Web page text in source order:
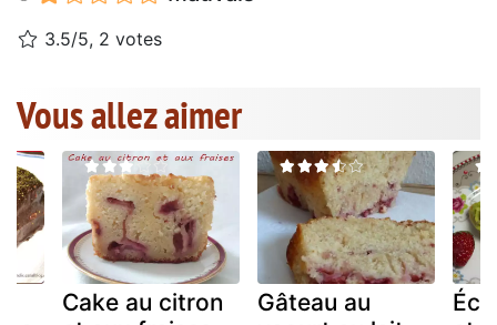
3.5/5, 2 votes
Vous allez aimer
Cake au citron
Gâteau au